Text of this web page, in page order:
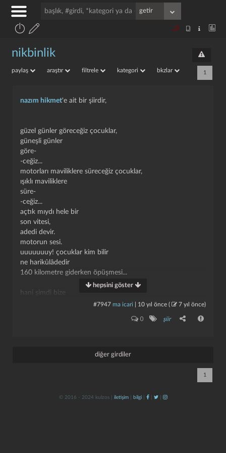
nikbinlik
paylaş araştır filtrele kategori bkzlar 1
nazım hikmet'e ait bir şiirdir,
güzel günler göreceğiz çocuklar,
güneşli günler
göre-
-ceğiz...
motorları maviliklere süreceğiz çocuklar,
ışıklı maviliklere
süre-
-ceğiz...
açtık mıydı hele bir
son vitesi,
adedi devir.
motorun sesi.
uuuuuuuy! çocuklar kim bilir
ne harikûlâdedir
160 kilometre giderken öpüşmesi...
hani şimdi bize
cumaları, pazarları çiçekli bahçeler vardır,
ışıklı caddelerde mağazaları,
hepsini göster
#7947 ma icari 10 yıl önce ( 7 yıl önce)
0 şiir
diğer girdiler
1
kapat kaydet
© 2016 - 2024 kulzos | iletişim| bilgi| | |